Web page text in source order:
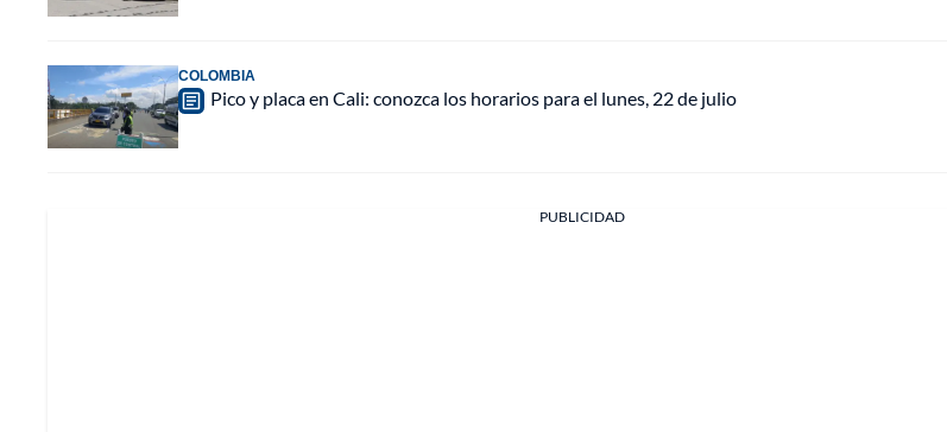
COLOMBIA
Pico y placa en Cali: conozca los horarios para el lunes, 22 de julio
PUBLICIDAD